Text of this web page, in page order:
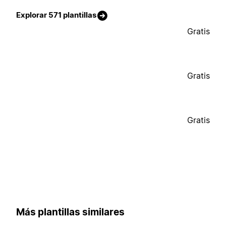
Explorar 571 plantillas
Gratis
Gratis
Gratis
Más plantillas similares